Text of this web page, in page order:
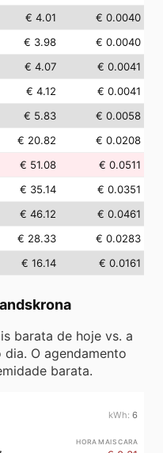
€ 4.01
€ 0.0040
€ 3.98
€ 0.0040
€ 4.07
€ 0.0041
€ 4.12
€ 0.0041
€ 5.83
€ 0.0058
€ 20.82
€ 0.0208
€ 51.08
€ 0.0511
€ 35.14
€ 0.0351
€ 46.12
€ 0.0461
€ 28.33
€ 0.0283
€ 16.14 € 0.0161
barata de hoje vs. a
O agendamento
barata.
6